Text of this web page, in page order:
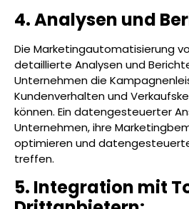
4. Analysen und
Die Marketingautomatisierung
detaillierte Analysen und
Unternehmen die
Kundenverhalten und
können. Ein datengesteuerter
Unternehmen, ihre
optimieren und
treffen.
5. Integration mit